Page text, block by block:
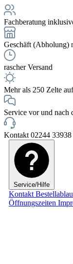
Fachberatung
Geschäft (Abholung)
rascher Versand
Mehr als 250 Zelte
Service vor und nach
Kontakt 02244 33938
Service/Hilfe
Kontakt
Öffnungszeiten